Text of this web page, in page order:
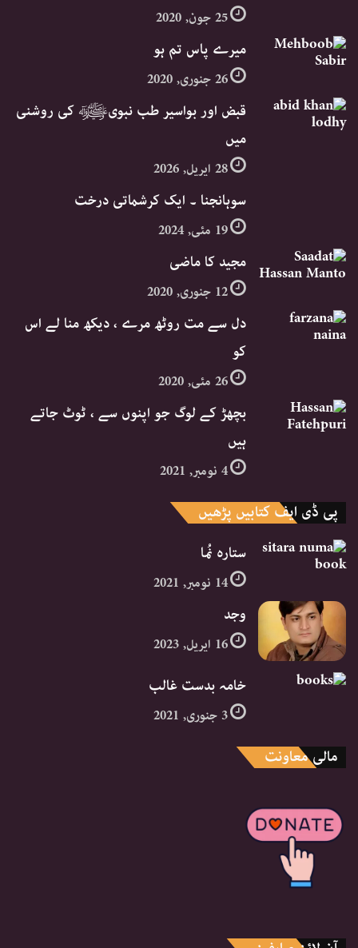
25 جون, 2020
میرے پاس تم ہو
26 جنوری, 2020
قبض اور بواسیر طب نبویﷺ کی روشنی
میں
28 اپریل, 2026
سوہانجنا ۔ ایک کرشماتی درخت
19 مئی, 2024
مجید کا ماضی
12 جنوری, 2020
دل سے مت روٹھ مرے ، دیکھ منا لے اس
کو
26 مئی, 2020
بچھڑ کے لوگ جو اپنوں سے ، ٹوٹ جاتے
ہیں
4 نومبر, 2021
پی ڈی ایف کتابیں پڑھیں
ستارہ نُما
14 نومبر, 2021
وجد
16 اپریل, 2023
خامہ بدست غالب
3 جنوری, 2021
مالی معاونت